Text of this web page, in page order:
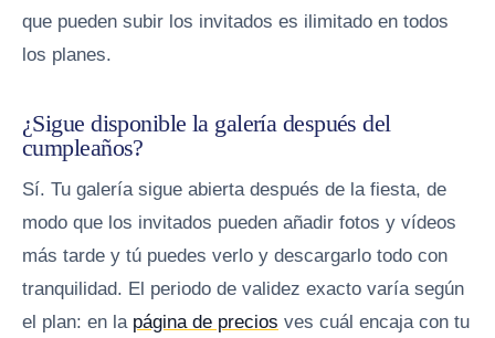
que pueden subir los invitados es ilimitado en todos
los planes.
¿Sigue disponible la galería después del
cumpleaños?
Sí. Tu galería sigue abierta después de la fiesta, de
modo que los invitados pueden añadir fotos y vídeos
más tarde y tú puedes verlo y descargarlo todo con
tranquilidad. El periodo de validez exacto varía según
el plan: en la página de precios ves cuál encaja con tu